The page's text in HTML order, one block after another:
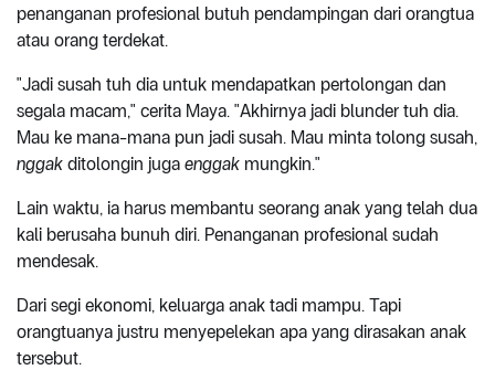
penanganan profesional butuh pendampingan dari orangtua
atau orang terdekat.
"Jadi susah tuh dia untuk mendapatkan pertolongan dan
segala macam," cerita Maya. "Akhirnya jadi blunder tuh dia.
Mau ke mana-mana pun jadi susah. Mau minta tolong susah,
nggak ditolongin juga enggak mungkin."
Lain waktu, ia harus membantu seorang anak yang telah dua
kali berusaha bunuh diri. Penanganan profesional sudah
mendesak.
Dari segi ekonomi, keluarga anak tadi mampu. Tapi
orangtuanya justru menyepelekan apa yang dirasakan anak
tersebut.